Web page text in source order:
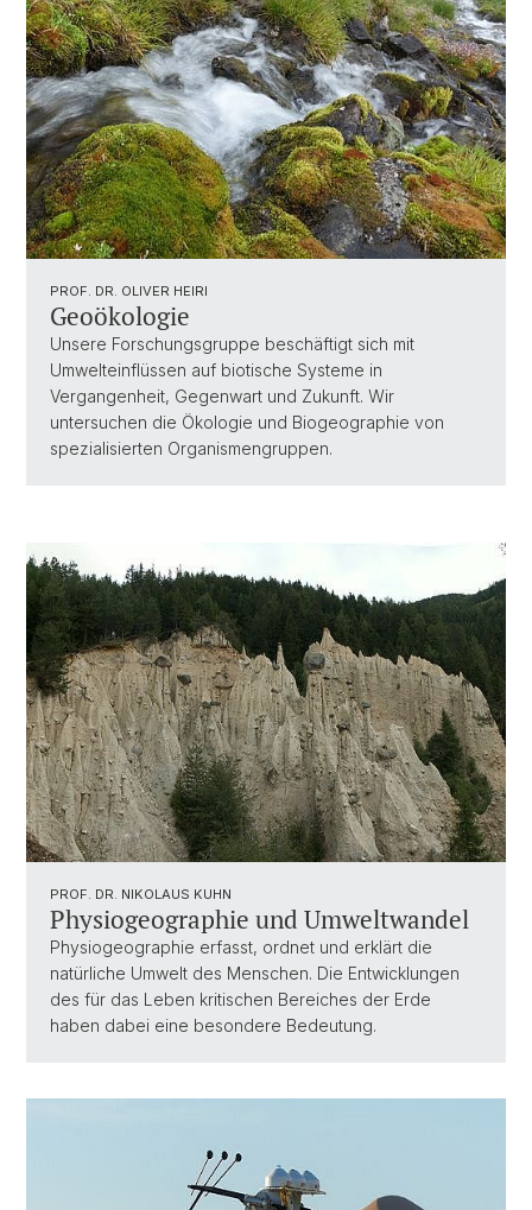
PROF. DR. OLIVER HEIRI
Geoökologie
Unsere Forschungsgruppe beschäftigt sich mit
Umwelteinflüssen auf biotische Systeme in
Vergangenheit, Gegenwart und Zukunft. Wir
untersuchen die Ökologie und Biogeographie von
spezialisierten Organismengruppen.
PROF. DR. NIKOLAUS KUHN
Physiogeographie und Umweltwandel
Physiogeographie erfasst, ordnet und erklärt die
natürliche Umwelt des Menschen. Die Entwicklungen
des für das Leben kritischen Bereiches der Erde
haben dabei eine besondere Bedeutung.